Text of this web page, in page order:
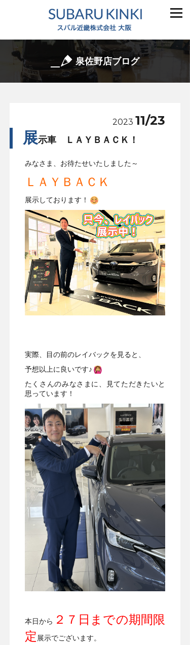
泉佐野店ブログ
2023 11/23
展示車 ＬＡＹＢＡＣＫ！
みなさま、お待たせいたしました～
ＬＡＹＢＡＣＫ
展示しております！
実際、目の前のレイバックを見ると、
予想以上に良いです♪
たくさんのみなさまに、見てただきたいと
思っています！
本日から ２７日までの期間限
定展示でございます。